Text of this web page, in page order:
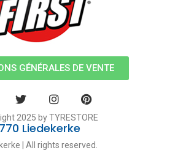
GÉNÉRALES DE VENTE
2025 by TYRESTORE
Liedekerke
| All rights reserved.